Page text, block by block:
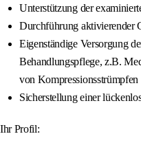
Unterstützung der
Durchführung aktivierender
Eigenständige Versorgung
Behandlungspflege, z.B.
von Kompressionsstrümpfen
Sicherstellung einer
Ihr Profil: